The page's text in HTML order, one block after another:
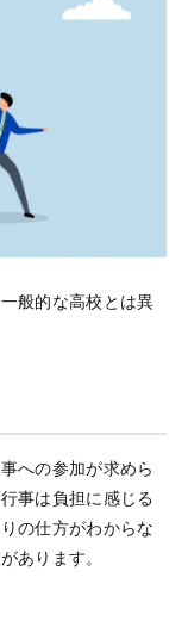
般的な高校とは異
への参加が求めら
事は負担に感じる
の仕方がわからな
あります。